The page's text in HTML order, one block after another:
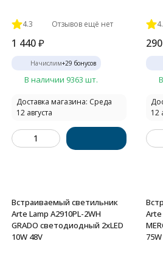
4.3 Отзывов ещё нет
1 440₽
Начислим+29 бонусов
В наличии 9363 шт.
Доставка магазина: Среда
12 августа
290
12
Встраиваемый светильник
Arte Lamp A2910PL-2WH
GRADO светодиодный 2xLED
10W 48V
Arte
75W